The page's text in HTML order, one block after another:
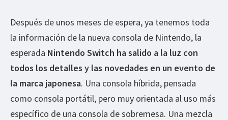
Después de unos meses de espera, ya tenemos toda
la información de la nueva consola de Nintendo, la
esperada Nintendo Switch ha salido a la luz con
todos los detalles y las novedades en un evento de
la marca japonesa. Una consola híbrida, pensada
como consola portátil, pero muy orientada al uso más
específico de una consola de sobremesa. Una mezcla